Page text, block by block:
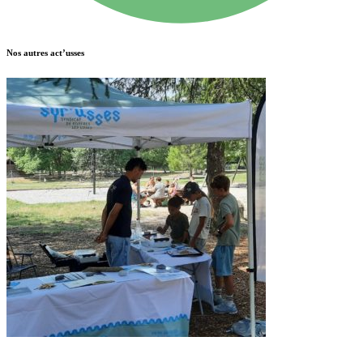
Nos autres act’usses